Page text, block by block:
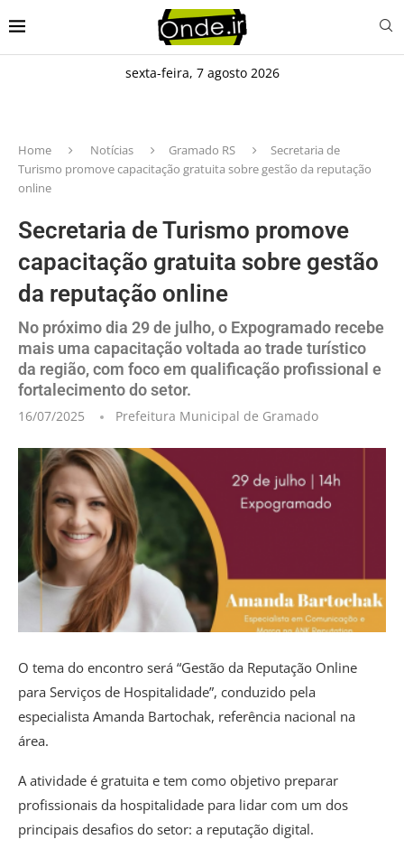
sexta-feira, 7 agosto 2026
Home Notícias Gramado RS
Secretaria de
Turismo promove capacitação gratuita sobre gestão da reputação
online
Secretaria de Turismo promove
capacitação gratuita sobre gestão
da reputação online
No próximo dia 29 de julho, o Expogramado recebe
mais uma capacitação voltada ao trade turístico
da região, com foco em qualificação profissional e
fortalecimento do setor.
16/07/2025 Prefeitura Municipal de Gramado
O tema do encontro será “Gestão da Reputação Online
para Serviços de Hospitalidade”, conduzido pela
especialista Amanda Bartochak, referência nacional na
área.
A atividade é gratuita e tem como objetivo preparar
profissionais da hospitalidade para lidar com um dos
principais desafios do setor: a reputação digital.